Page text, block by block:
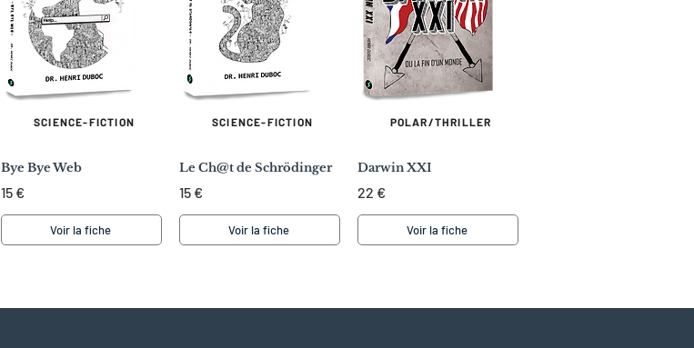
SCIENCE-FICTION
Bye Bye Web
15 €
Voir la fiche
SCIENCE-FICTION
Le Ch@t de Schrödinger
15 €
Voir la fiche
POLAR/THRILLER
Darwin XXI
22 €
Voir la fiche